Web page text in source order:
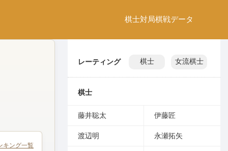
棋士対局棋戦データ
キング一覧
レーティング 棋士 女流棋士
棋士
藤井聡太 伊藤匠
渡辺明 永瀬拓矢